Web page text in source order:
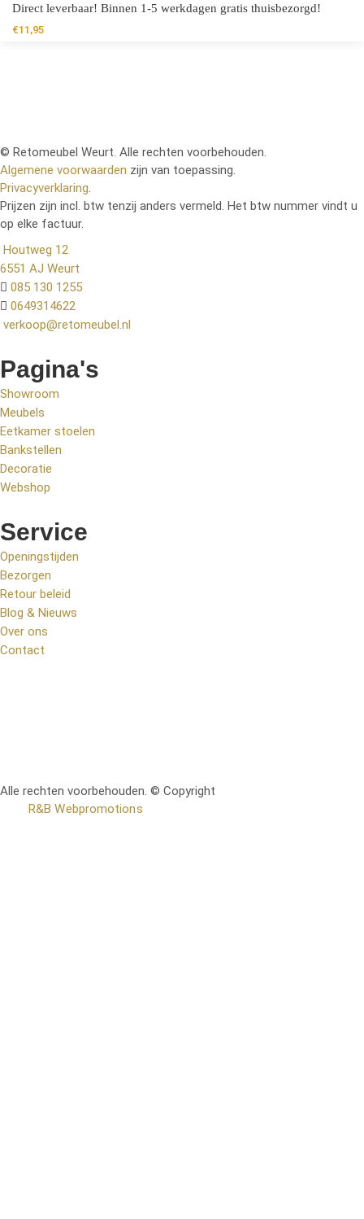
Direct leverbaar! Binnen 1-5 werkdagen gratis thuisbezorgd!
€11,95
© Retomeubel Weurt. Alle rechten voorbehouden.
Algemene voorwaarden zijn van toepassing.
Privacyverklaring.
Prijzen zijn incl. btw tenzij anders vermeld. Het btw nummer vindt u
op elke factuur.
Houtweg 12
6551 AJ Weurt
085 130 1255
0649314622
verkoop@retomeubel.nl
Pagina's
Showroom
Meubels
Eetkamer stoelen
Bankstellen
Decoratie
Webshop
Service
Openingstijden
Bezorgen
Retour beleid
Blog & Nieuws
Over ons
Contact
Alle rechten voorbehouden. © Copyright
R&B Webpromotions